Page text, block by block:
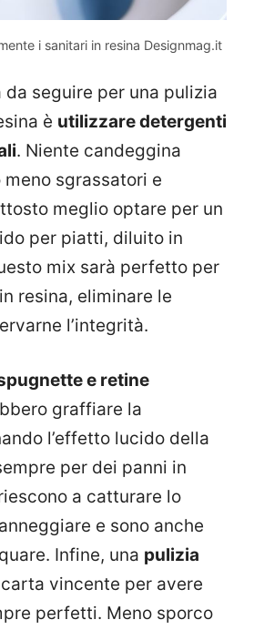
i sanitari in resina Designmag.it
da seguire per una pulizia
è utilizzare detergenti
. Niente candeggina
sgrassatori e
meglio optare per un
per piatti, diluito in
mix sarà perfetto per
resina, eliminare le
l’integrità.
e retine
graffiare la
l’effetto lucido della
per dei panni in
a catturare lo
e sono anche
Infine, una pulizia
vincente per avere
perfetti. Meno sporco